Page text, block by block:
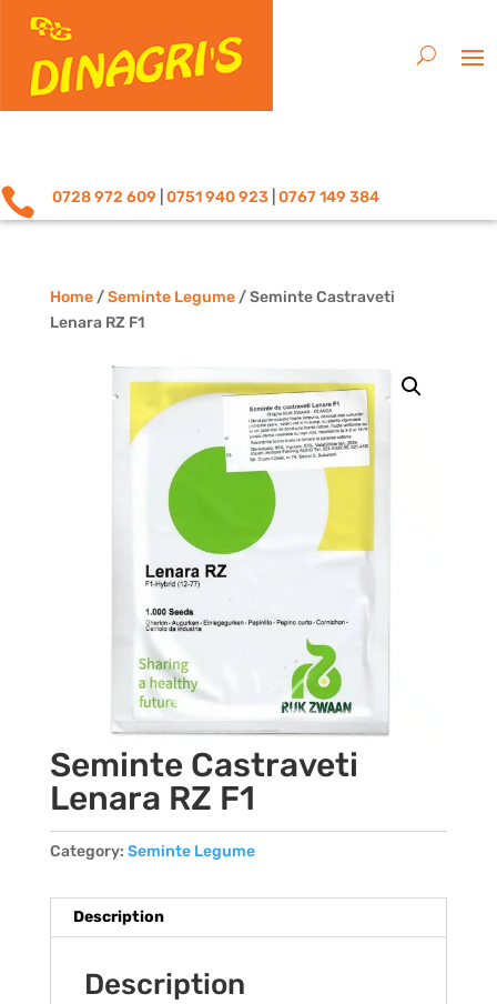
 0728 972 609 0751 940 923 0767 149 384
Home/Seminte Legume/ Seminte Castraveti
Lenara RZ F1
Seminte Castraveti
Lenara RZ F1
Category: Seminte Legume
Description
Description